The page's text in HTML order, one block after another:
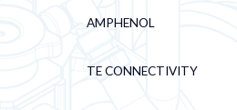
AMPHENOL
TE CONNECTIVITY